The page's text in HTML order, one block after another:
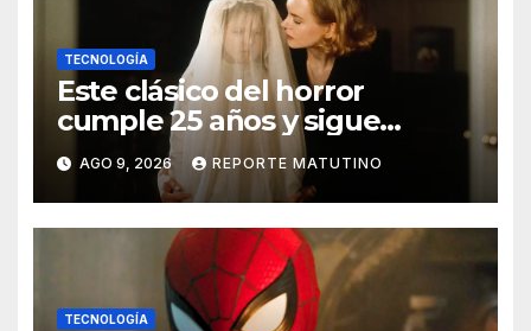
TECNOLOGÍA
Este clásico del horror
cumple 25 años y sigue
siendo estupendo (y lo
puedes ver en Netflix)
AGO 9, 2026 REPORTE MATUTINO
TECNOLOGÍA